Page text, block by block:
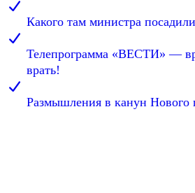
Какого там министра
Телепрограмма «ВЕСТИ» —
врать!
Размышления в канун Нового